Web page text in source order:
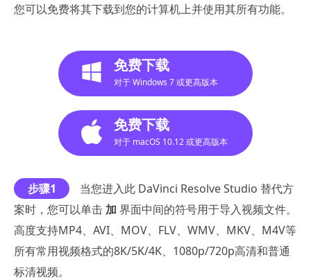
您可以免费将其下载到您的计算机上并使用其所有功能。
免费下载
对于 Windows 7 或更高版本
免费下载
对于 macOS 10.12 或更高版本
步骤1
当您进入此 DaVinci Resolve Studio 替代方
案时，您可以单击 加 界面中间的符号用于导入视频文件。
高度支持MP4、AVI、MOV、FLV、WMV、MKV、M4V等
所有常用视频格式的8K/5K/4K、1080p/720p高清和普通
标清视频。